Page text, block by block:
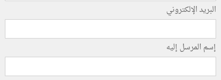
البريد الإلكتروني
إسم المرسل إليه